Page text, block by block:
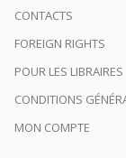
CONTACTS
FOREIGN RIGHTS
POUR LES LIBRAIRES
CONDITIONS
MON COMPTE